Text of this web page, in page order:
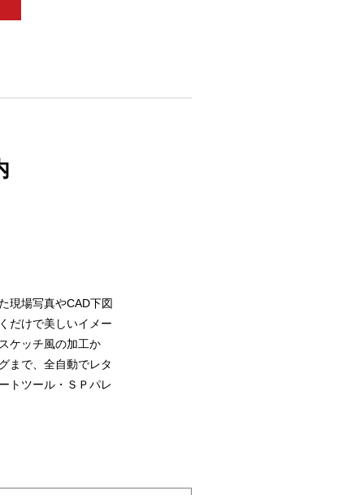
現場写真やCAD下図
だけで美しいイメー
ケッチ風の加工か
まで、全自動でレタ
トツール・ＳＰパレ